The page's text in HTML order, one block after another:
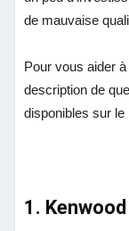
de mauvaise
Pour vous aider
description de
disponibles sur le
1.